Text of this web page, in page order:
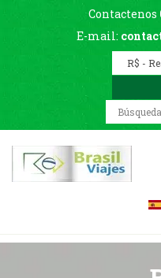
Contactenos
E-mail: